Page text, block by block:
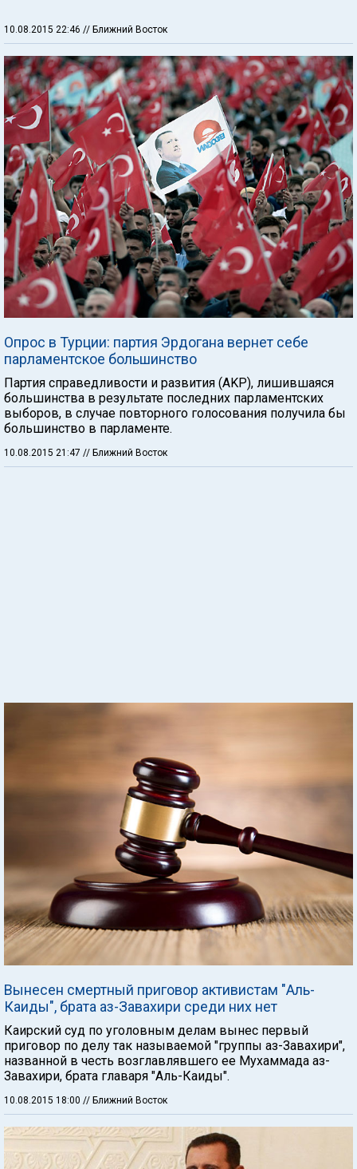
10.08.2015 22:46 // Ближний Восток
Опрос в Турции: партия Эрдогана вернет себе
парламентское большинство
Партия справедливости и развития (AKP), лишившаяся
большинства в результате последних парламентских
выборов, в случае повторного голосования получила бы
большинство в парламенте.
10.08.2015 21:47 // Ближний Восток
Вынесен смертный приговор активистам "Аль-
Каиды", брата аз-Завахири среди них нет
Каирский суд по уголовным делам вынес первый
приговор по делу так называемой "группы аз-Завахири",
названной в честь возглавлявшего ее Мухаммада аз-
Завахири, брата главаря "Аль-Каиды".
10.08.2015 18:00 // Ближний Восток